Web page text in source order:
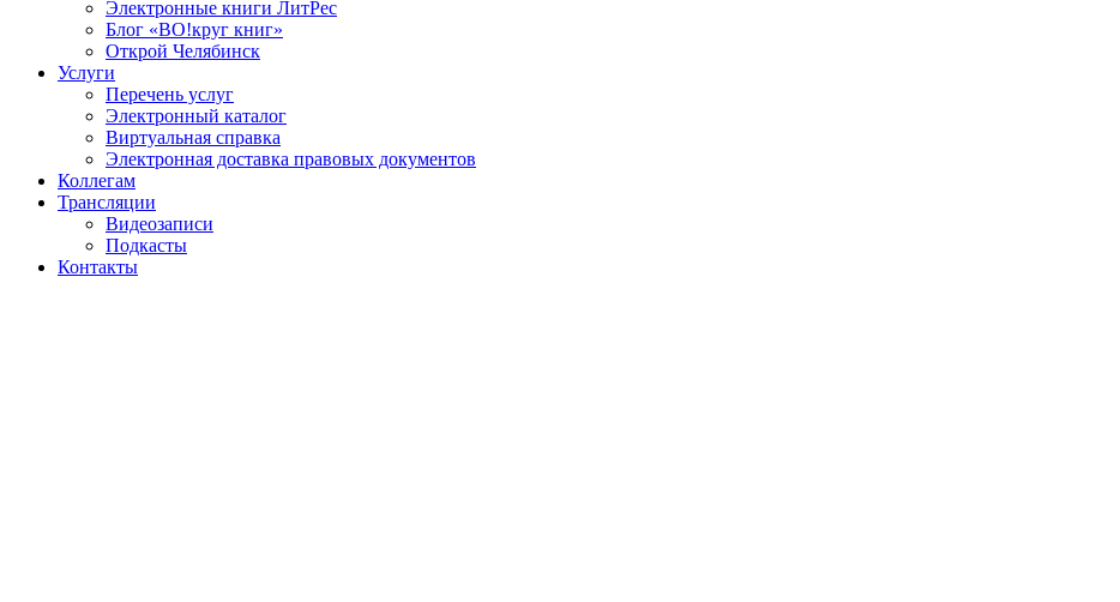
Электронные книги ЛитРес
Блог «ВО!круг книг»
Открой Челябинск
Услуги
Перечень услуг
Электронный каталог
Виртуальная справка
Электронная доставка правовых документов
Коллегам
Трансляции
Видеозаписи
Подкасты
Контакты